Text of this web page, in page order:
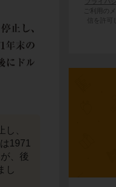
、
1971
、後
し
ご利用の
信を許可